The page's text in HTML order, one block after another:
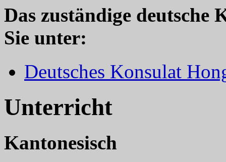
Das zuständige
Sie unter:
Deutsches Konsulat
Unterricht
Kantonesisch